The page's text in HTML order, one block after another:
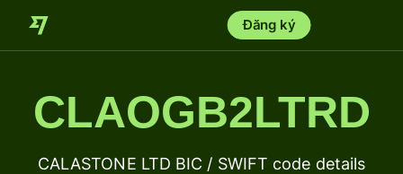
Đăng ký
CLAOGB2LTRD
CALASTONE LTD BIC / SWIFT code details